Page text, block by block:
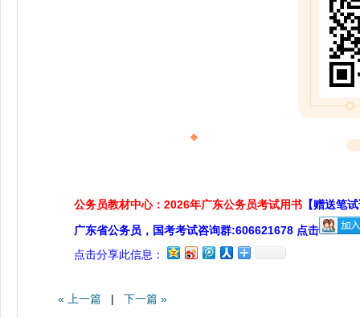
公务员教材中心：2026年广东公务员考试用书 【赠送笔
广东省公务员，国考考试咨询群:606621678 点击
点击分享此信息：
« 上一篇 | 下一篇 »